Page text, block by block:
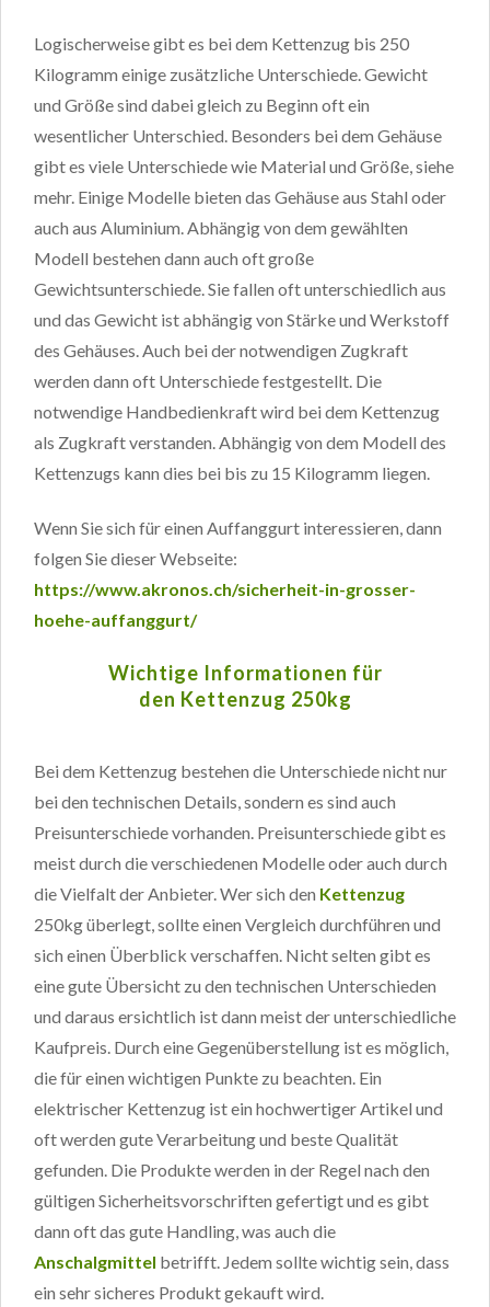
Logischerweise gibt es bei dem Kettenzug bis 250
Kilogramm einige zusätzliche Unterschiede. Gewicht
und Größe sind dabei gleich zu Beginn oft ein
wesentlicher Unterschied. Besonders bei dem Gehäuse
gibt es viele Unterschiede wie Material und Größe, siehe
mehr. Einige Modelle bieten das Gehäuse aus Stahl oder
auch aus Aluminium. Abhängig von dem gewählten
Modell bestehen dann auch oft große
Gewichtsunterschiede. Sie fallen oft unterschiedlich aus
und das Gewicht ist abhängig von Stärke und Werkstoff
des Gehäuses. Auch bei der notwendigen Zugkraft
werden dann oft Unterschiede festgestellt. Die
notwendige Handbedienkraft wird bei dem Kettenzug
als Zugkraft verstanden. Abhängig von dem Modell des
Kettenzugs kann dies bei bis zu 15 Kilogramm liegen.
Wenn Sie sich für einen Auffanggurt interessieren, dann
folgen Sie dieser Webseite:
https://www.akronos.ch/sicherheit-in-grosser-
hoehe-auffanggurt/
Wichtige Informationen für
den Kettenzug 250kg
Bei dem Kettenzug bestehen die Unterschiede nicht nur
bei den technischen Details, sondern es sind auch
Preisunterschiede vorhanden. Preisunterschiede gibt es
meist durch die verschiedenen Modelle oder auch durch
die Vielfalt der Anbieter. Wer sich den Kettenzug
250kg überlegt, sollte einen Vergleich durchführen und
sich einen Überblick verschaffen. Nicht selten gibt es
eine gute Übersicht zu den technischen Unterschieden
und daraus ersichtlich ist dann meist der unterschiedliche
Kaufpreis. Durch eine Gegenüberstellung ist es möglich,
die für einen wichtigen Punkte zu beachten. Ein
elektrischer Kettenzug ist ein hochwertiger Artikel und
oft werden gute Verarbeitung und beste Qualität
gefunden. Die Produkte werden in der Regel nach den
gültigen Sicherheitsvorschriften gefertigt und es gibt
dann oft das gute Handling, was auch die
Anschalgmittel betrifft. Jedem sollte wichtig sein, dass
ein sehr sicheres Produkt gekauft wird.